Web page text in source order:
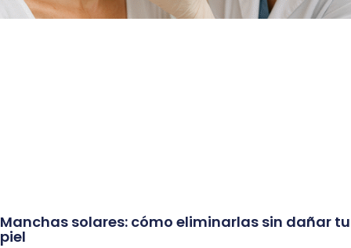
Manchas solares: cómo eliminarlas sin dañar tu
piel